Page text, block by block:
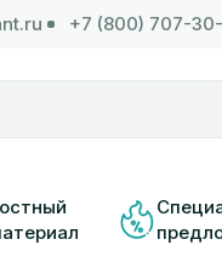
+7 (800) 707-